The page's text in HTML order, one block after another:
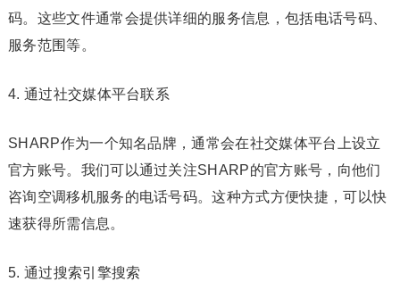
码。这些文件通常会提供详细的服务信息，包括电话号码、
服务范围等。
4. 通过社交媒体平台联系
SHARP作为一个知名品牌，通常会在社交媒体平台上设立
官方账号。我们可以通过关注SHARP的官方账号，向他们
咨询空调移机服务的电话号码。这种方式方便快捷，可以快
速获得所需信息。
5. 通过搜索引擎搜索